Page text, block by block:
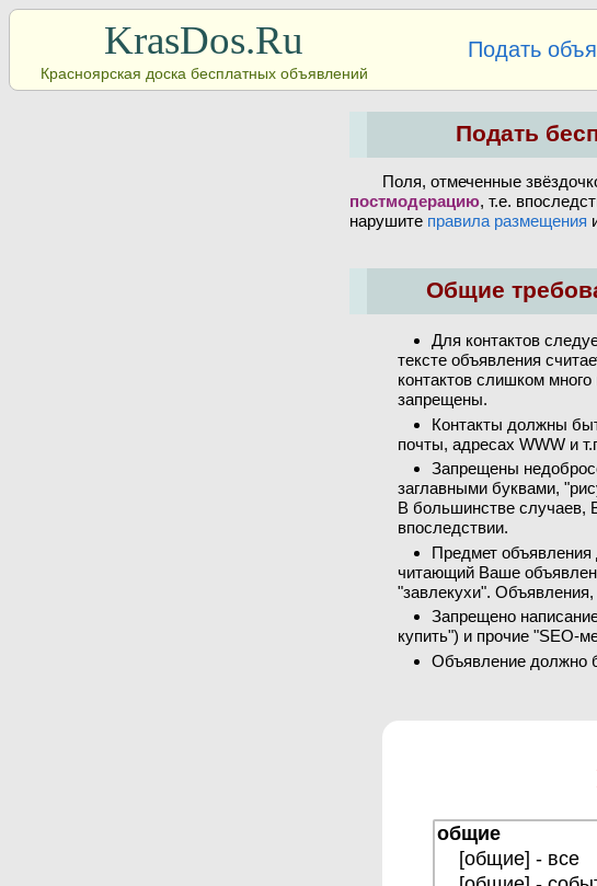
KrasDos.Ru
Красноярская доска бесплатных объявлений
Подать
Подать
Поля, отмеченные
постмодерацию, т.е.
нарушите правила размещения
Общие
Для контактов
тексте объявления
контактов слишком
запрещены.
Контакты должны
почты, адресах WWW и
Запрещены
заглавными буквами,
В большинстве случаев,
впоследствии.
Предмет
читающий Ваше
"завлекухи".
Запрещено
купить") и прочие "SEO-
Объявление должно